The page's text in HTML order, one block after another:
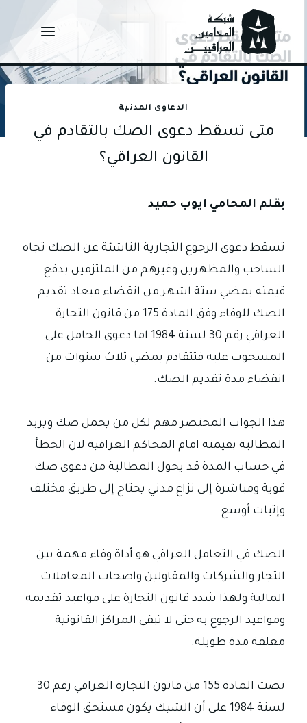
content
الدعاوى المدنية
متى تسقط دعوى الصك بالتقادم في
القانون العراقي؟
بقلم المحامي ايوب حميد
تسقط دعوى الرجوع التجارية الناشئة عن الصك تجاه
الساحب والمظهرين وغيرهم من الملتزمين بدفع
قيمته بمضي ستة اشهر من انقضاء ميعاد تقديم
الصك للوفاء وفق المادة 175 من قانون التجارة
العراقي رقم 30 لسنة 1984 اما دعوى الحامل على
المسحوب عليه فتتقادم بمضي ثلاث سنوات من
انقضاء مدة تقديم الصك.
هذا الجواب المختصر مهم لكل من يحمل صك ويريد
المطالبة بقيمته امام المحاكم العراقية لان الخطأ
في حساب المدة قد يحول المطالبة من دعوى صك
قوية ومباشرة إلى نزاع مدني يحتاج إلى طريق مختلف
وإثبات أوسع.
الصك في التعامل العراقي هو أداة وفاء مهمة بين
التجار والشركات والمقاولين واصحاب المعاملات
المالية ولهذا شدد قانون التجارة على مواعيد تقديمه
ومواعيد الرجوع به حتى لا تبقى المراكز القانونية
معلقة مدة طويلة.
نصت المادة 155 من قانون التجارة العراقي رقم 30
لسنة 1984 على أن الشيك يكون مستحق الوفاء